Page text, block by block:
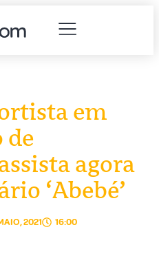
em
de
agora
‘Abebé’
2021 16:00